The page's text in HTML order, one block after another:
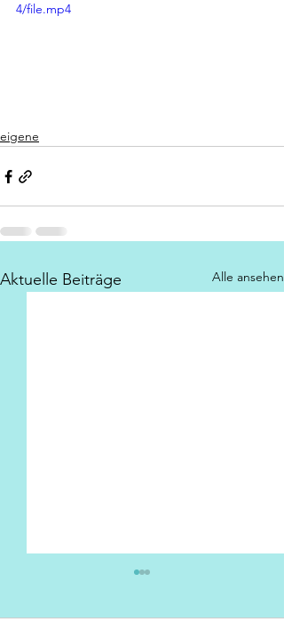
4/file.mp4
eigene
Aktuelle Beiträge Alle ansehen